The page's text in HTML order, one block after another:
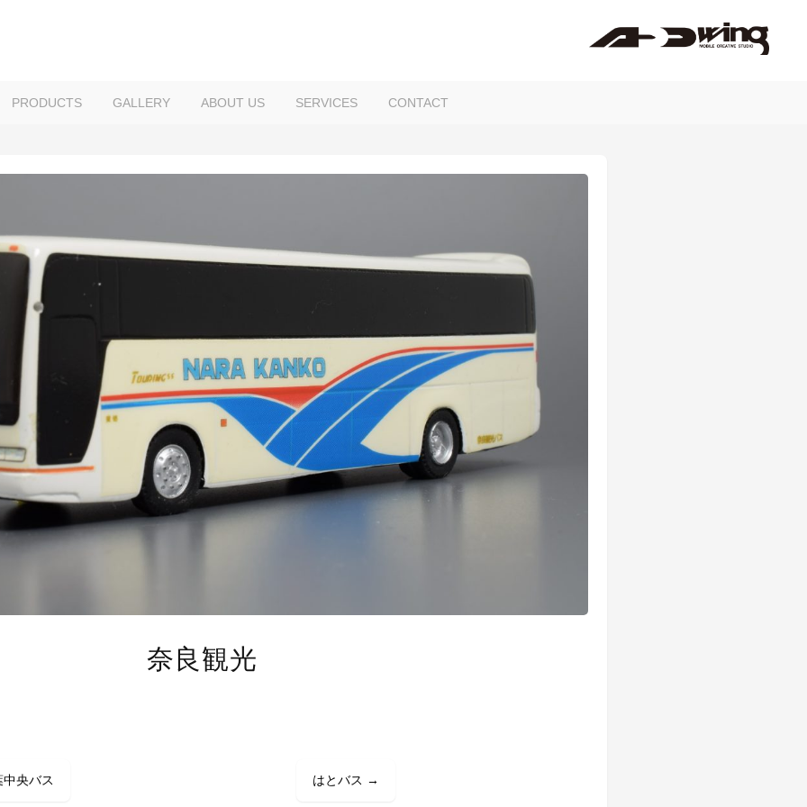
PRODUCTS GALLERY ABOUT US SERVICES CONTACT
奈良観光
央バス はとバス →